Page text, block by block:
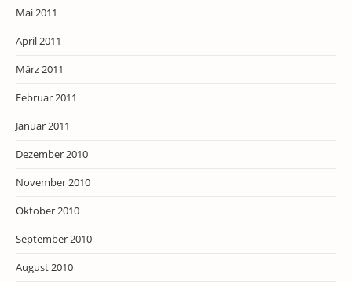
Mai 2011
April 2011
März 2011
Februar 2011
Januar 2011
Dezember 2010
November 2010
Oktober 2010
September 2010
August 2010